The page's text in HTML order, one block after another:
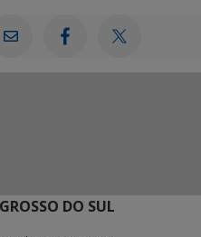
DO SUL